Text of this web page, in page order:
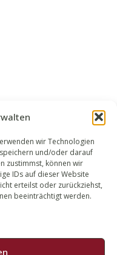
wir Technologien
und/oder darauf
zustimmst, können wir
IDs auf dieser Website
erteilst oder zurückziehst,
beeinträchtigt werden.